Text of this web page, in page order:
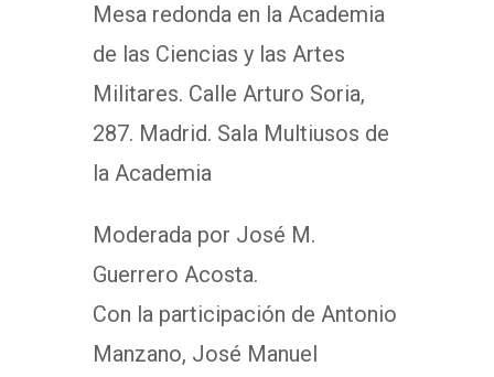
Mesa redonda en la Academia
de las Ciencias y las Artes
Militares. Calle Arturo Soria,
287. Madrid. Sala Multiusos de
la Academia
Moderada por José M.
Guerrero Acosta.
Con la participación de Antonio
Manzano, José Manuel